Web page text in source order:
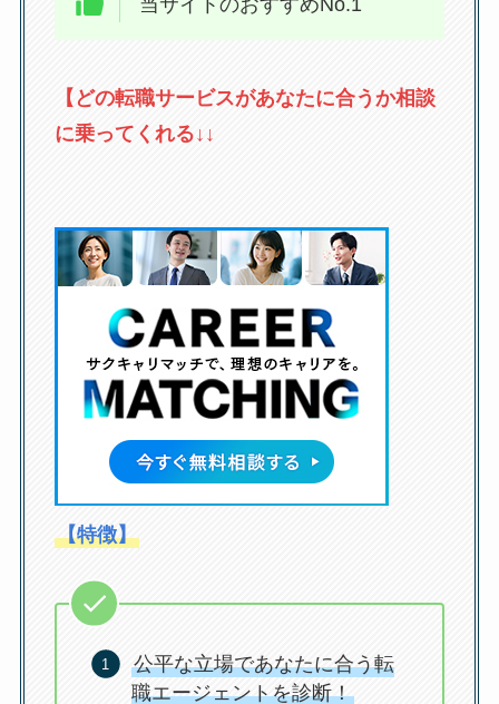
当サイトのおすすめNo.1
【どの転職サービスがあなたに合うか相談
に乗ってくれる↓↓
【特徴】
公平な立場であなたに合う転
職エージェントを診断！